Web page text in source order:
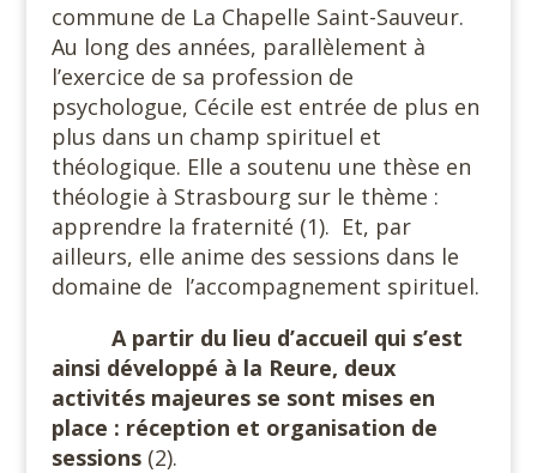
commune de La Chapelle Saint-Sauveur.
Au long des années, parallèlement à
l’exercice de sa profession de
psychologue, Cécile est entrée de plus en
plus dans un champ spirituel et
théologique. Elle a soutenu une thèse en
théologie à Strasbourg sur le thème :
apprendre la fraternité (1). Et, par
ailleurs, elle anime des sessions dans le
domaine de l’accompagnement spirituel.
A partir du lieu d’accueil qui s’est
ainsi développé à la Reure, deux
activités majeures se sont mises en
place : réception et organisation de
sessions(2).